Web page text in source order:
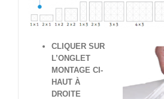
CLIQUER SUR
L’ONGLET
MONTAGE CI-
HAUT À
DROITE